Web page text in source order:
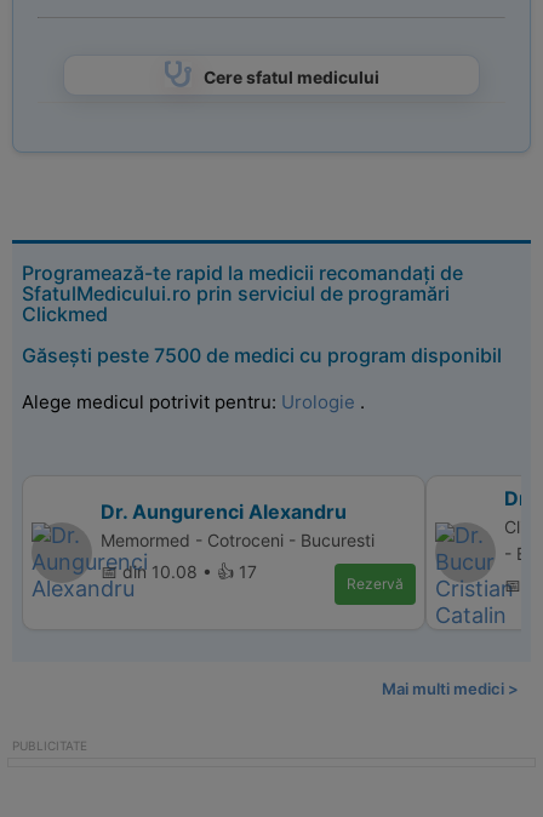
Cere sfatul medicului
Programează-te rapid la medicii recomandați de
SfatulMedicului.ro prin serviciul de programări
Clickmed
Găsești peste 7500 de medici cu program disponibil
Alege medicul potrivit pentru: Urologie .
Dr. Aungurenci Alexandru
Memormed - Cotroceni - Bucuresti
📅 din 10.08 • 👍 17
Rezervă
Dr.
-
📅
Mai multi medici >